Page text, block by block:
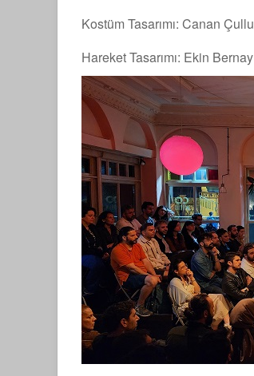
Kostüm Tasarımı: Canan Çullu
Hareket Tasarımı: Ekin Bernay